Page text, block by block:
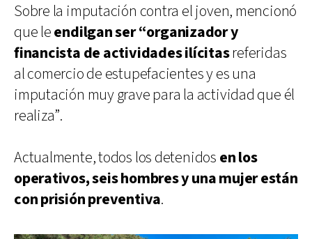
Sobre la imputación contra el joven, mencionó
que leendilgan ser “organizador y
financista de actividades ilícitasreferidas
al comercio de estupefacientes y es una
imputación muy grave para la actividad que él
realiza”.
Actualmente, todos los detenidos en los
operativos, seis hombres y una mujer están
con prisión preventiva.